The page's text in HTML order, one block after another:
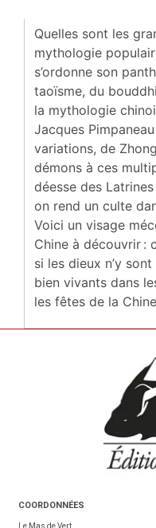
Quelles sont les
mythologie
s’ordonne son
taoïsme, du
la mythologie
Jacques
variations, de
démons à ces
déesse des
on rend un culte
Voici un visage
Chine à découvrir :
si les dieux n’y
bien vivants dans
les fêtes de la Chine
COORDONNÉES
Le Mas de Vert